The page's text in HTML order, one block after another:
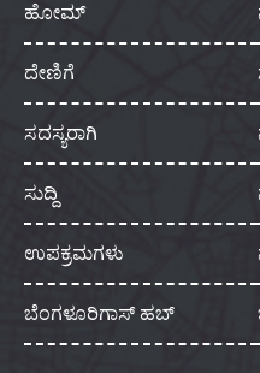
ಹೋಮ್
ದೇಣಿಗೆ
ಸದಸ್ಯರಾಗಿ
ಸುದ್ದಿ
ಉಪಕ್ರಮಗಳು
ಬೆಂಗಳೂರಿಗಾಸ್ ಹಬ್